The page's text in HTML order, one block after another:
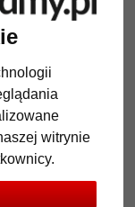
witrynie
na